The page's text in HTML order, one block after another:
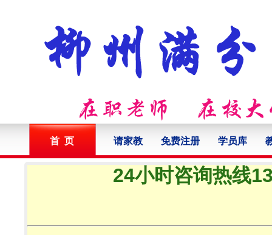
首 页 请家教 免费注册 学员库
24小时咨询热线